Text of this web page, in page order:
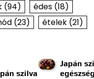
(94) édes(18)
(23) ételek(21)
szilva
Japán